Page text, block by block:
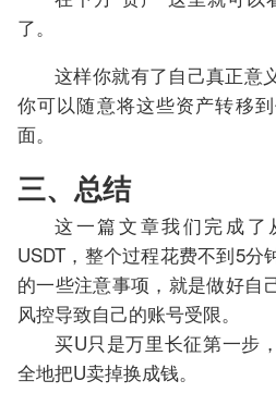
了。
这样你就有了自己真正意
你可以随意将这些资产转移
面。
三、总结
这一篇文章我们完成
USDT，整个过程花费不到5分
的一些注意事项，就是做好自
风控导致自己的账号受限。
买U只是万里长征第一步
全地把U卖掉换成钱。